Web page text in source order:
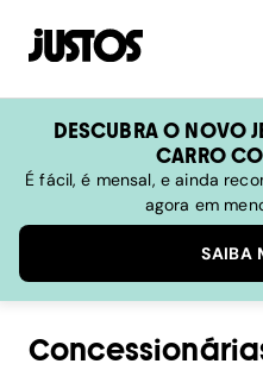
DESCUBRA O NOVO
CARRO
É fácil, é mensal, e ainda
agora em
SAIBA